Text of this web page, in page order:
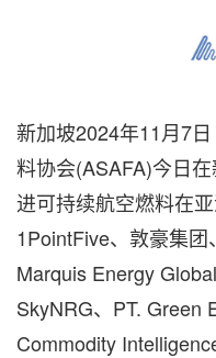
新加坡2024年11月7日
料协会(ASAFA)今日
进可持续航空燃料在
1PointFive、敦豪集团
Marquis Energy
SkyNRG、PT. Green
Commodity